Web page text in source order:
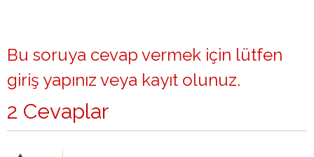
Bu soruya cevap vermek için lütfen
giriş yapınız veya kayıt olunuz.
2 Cevaplar